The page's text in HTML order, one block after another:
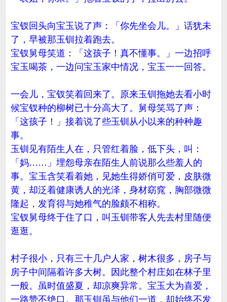
宝钗回头向宝玉说了声：「你先坐会儿。」话犹未
了，早被那玉钏拉着跑去。
宝钗舅母笑道：「这孩子！真不懂事。」一边招呼
宝玉喝茶，一边问宝玉家中情况，宝玉一一回答。
一会儿，宝钗笑着回来了。原来玉钏拖她去看小时
候宝钗种的柳树已十分高大了。舅母笑骂了声：
「这孩子！」接着说了些玉钏从小以来的种种趣
事。
玉钏见有陌生人在，只管红着脸，低下头，叫：
「妈……」埋怨母亲在陌生人前说那么些羞人的
事。宝玉含笑看着她，见她生得娇俏可爱，皮肤微
黄，却泛着健康诱人的光泽，身材窈窕，胸部微微
隆起，发育得与她稚气的脸颇不相称。
宝钗舅母终于住了口，叫玉钏带客人先去村里随便
逛逛。
村子很小，只有三十几户人家，树木很多，房子与
房子中间隔着许多大树。因此整个村庄如在林子里
一般。虽时值盛夏，却凉爽异常。宝玉大为喜爱，
一路赞不绝口。那玉钏虽与他们一道，却始终不发